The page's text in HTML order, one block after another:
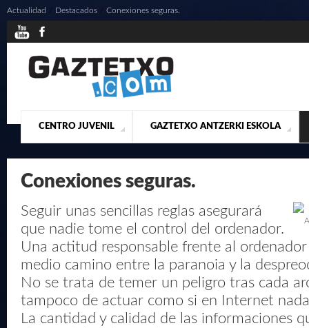
CENTRO JUVENIL
¿QUIENES SOMOS? ACTUALIDAD CONTACTO
GAZTETXO ANTZERKI ESKOLA
PRESENTACIÓN MUSICALES
Actualidad / Destacados Conexiones seguras.
Conexiones seguras.
Seguir unas sencillas reglas asegurará
que nadie tome el control del ordenador.
Una actitud responsable frente al
medio camino entre la paranoia y la
No se trata de temer un peligro tras cada
tampoco de actuar como si en Internet
La cantidad y calidad de las informaciones